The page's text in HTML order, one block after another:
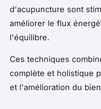
d'acupuncture sont
améliorer le flux
l'équilibre.
Ces techniques
complète et holistique
et l'amélioration du